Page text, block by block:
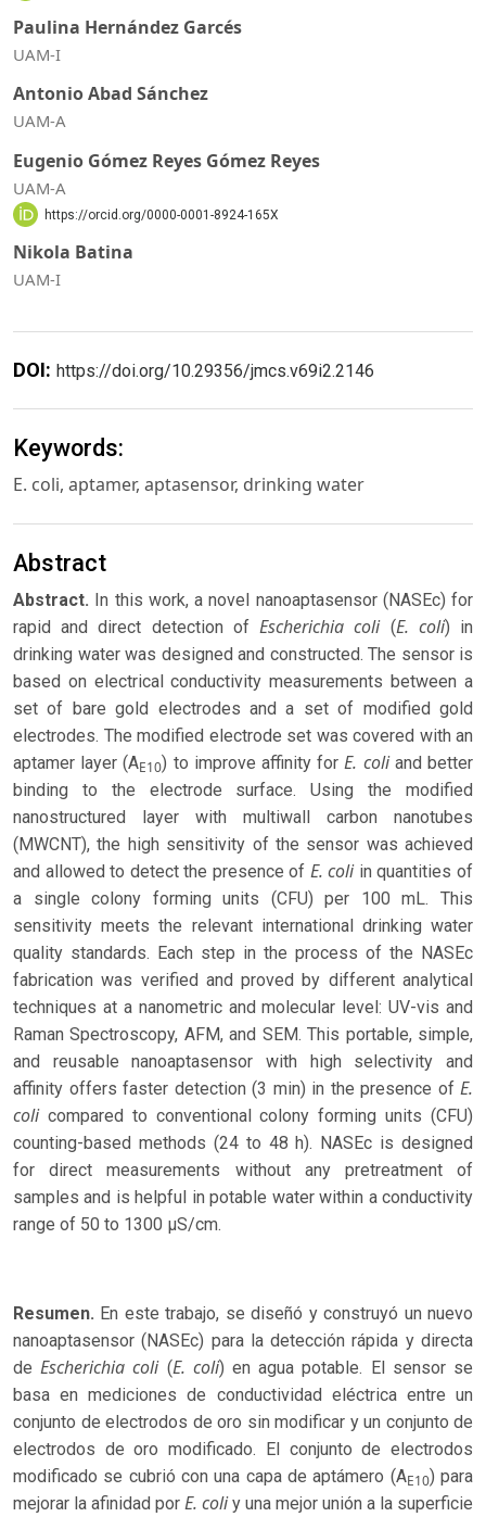
Paulina Hernández Garcés
UAM-I
Antonio Abad Sánchez
UAM-A
Eugenio Gómez Reyes Gómez Reyes
UAM-A
https://orcid.org/0000-0001-8924-165X
Nikola Batina
UAM-I
DOI: https://doi.org/10.29356/jmcs.v69i2.2146
Keywords:
E. coli, aptamer, aptasensor, drinking water
Abstract
Abstract. In this work, a novel nanoaptasensor (NASEc) for
rapid and direct detection ofEscherichia coli(E. coli) in
drinking water was designed and constructed. The sensor is
based on electrical conductivity measurements between a
set of bare gold electrodes and a set of modified gold
electrodes. The modified electrode set was covered with an
aptamer layer (AE10) to improve affinity forE. coliand better
binding to the electrode surface. Using the modified
nanostructured layer with multiwall carbon nanotubes
(MWCNT), the high sensitivity of the sensor was achieved
and allowed to detect the presence of E. coliin quantities of
a single colony forming units (CFU) per 100 mL. This
sensitivity meets the relevant international drinking water
quality standards. Each step in the process of the NASEc
fabrication was verified and proved by different analytical
techniques at a nanometric and molecular level: UV-vis and
Raman Spectroscopy, AFM, and SEM. This portable, simple,
and reusable nanoaptasensor with high selectivity and
affinity offers faster detection (3 min) in the presence of E.
colicompared to conventional colony forming units (CFU)
counting-based methods (24 to 48 h). NASEc is designed
for direct measurements without any pretreatment of
samples and is helpful in potable water within a conductivity
range of 50 to 1300 µS/cm.
Resumen. En este trabajo, se diseñó y construyó un nuevo
nanoaptasensor (NASEc) para la detección rápida y directa
deEscherichia coli(E. coli) en agua potable. El sensor se
basa en mediciones de conductividad eléctrica entre un
conjunto de electrodos de oro sin modificar y un conjunto de
electrodos de oro modificado. El conjunto de electrodos
modificado se cubrió con una capa de aptámero (AE10) para
mejorar la afinidad por E. coliy una mejor unión a la superficie